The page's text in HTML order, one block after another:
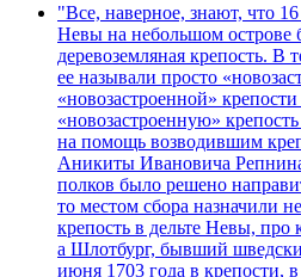
"Все, наверное, знают, что
Невы на небольшом острове
деревоземляная крепость. В
ее называли просто
«новозастроенной»
«новозастроенную»
на помощь возводившим
Аникиты Ивановича
полков было решено
то местом сбора назначили
крепость в дельте Невы, про
а Шлотбург, бывший
июня 1703 года в крепости,